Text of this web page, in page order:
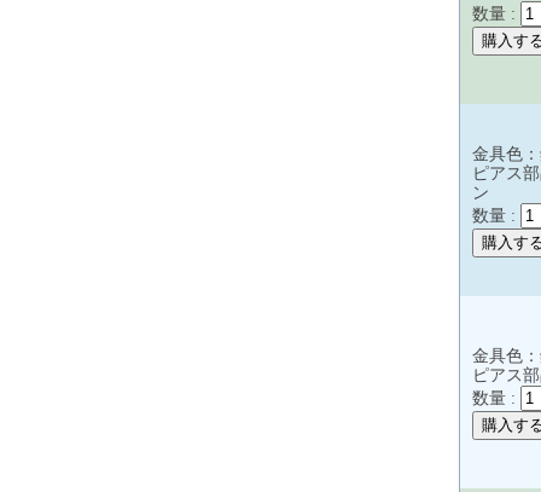
数量 :
金具色
ピアス
ン
数量 :
金具色
ピアス
数量 :